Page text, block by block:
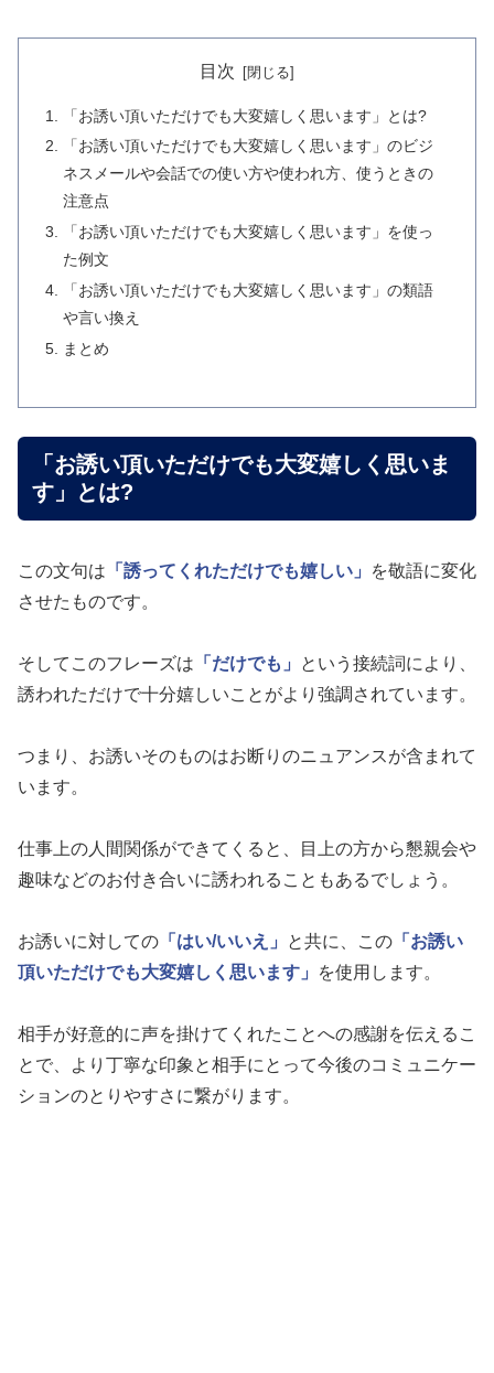
目次
「お誘い頂いただけでも大変嬉しく思います」とは?
「お誘い頂いただけでも大変嬉しく思います」のビジ
ネスメールや会話での使い方や使われ方、使うときの
注意点
「お誘い頂いただけでも大変嬉しく思います」を使っ
た例文
「お誘い頂いただけでも大変嬉しく思います」の類語
や言い換え
まとめ
「お誘い頂いただけでも大変嬉しく思いま
す」とは?
この文句は 「誘ってくれただけでも嬉しい」
を敬語に変化
させたものです。
そしてこのフレーズは 「だけでも」
という接続詞により、
誘われただけで十分嬉しいことがより強調されています。
つまり、お誘いそのものはお断りのニュアンスが含まれて
います。
仕事上の人間関係ができてくると、目上の方から懇親会や
趣味などのお付き合いに誘われることもあるでしょう。
お誘いに対しての 「はい/いいえ」 と共に、この 「お誘い
頂いただけでも大変嬉しく思います」
を使用します。
相手が好意的に声を掛けてくれたことへの感謝を伝えるこ
とで、より丁寧な印象と相手にとって今後のコミュニケー
ションのとりやすさに繋がります。